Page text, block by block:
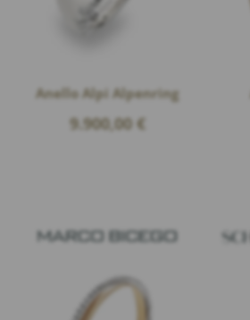
Anello Alpi Alpenring
9.900,00 €